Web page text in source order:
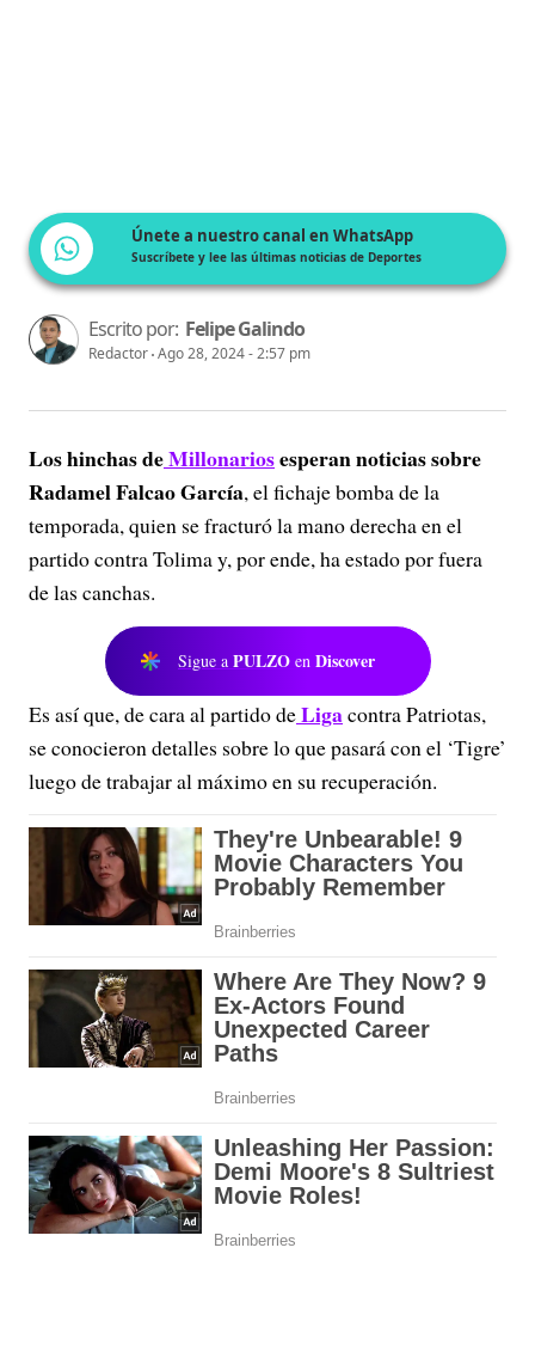
Únete a nuestro canal en WhatsApp
Suscríbete y lee las últimas noticias de Deportes
Escrito por: Felipe Galindo
Redactor Ago 28, 2024 - 2:57 pm
Los hinchas deMillonariosesperan noticias sobre
Radamel Falcao García, el fichaje bomba de la
temporada, quien se fracturó la mano derecha en el
partido contra Tolima y, por ende, ha estado por fuera
de las canchas.
Sigue a PULZO en Discover
Es así que, de cara al partido deLigacontra Patriotas,
se conocieron detalles sobre lo que pasará con el ‘Tigre’
luego de trabajar al máximo en su recuperación.